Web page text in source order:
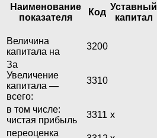
Наименование
показателя
Код
Уставный
капитал
Величина
капитала на
3200
За
Увеличение
капитала —
всего:
3310
в том числе:
чистая прибыль
3311 х
переоценка